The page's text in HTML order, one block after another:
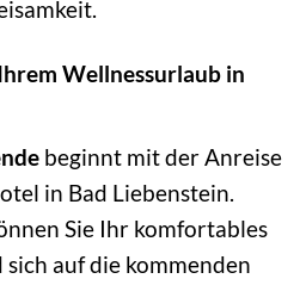
Wellnessurlaub in
beginnt mit der Anreise
in Bad Liebenstein.
Sie Ihr komfortables
auf die kommenden